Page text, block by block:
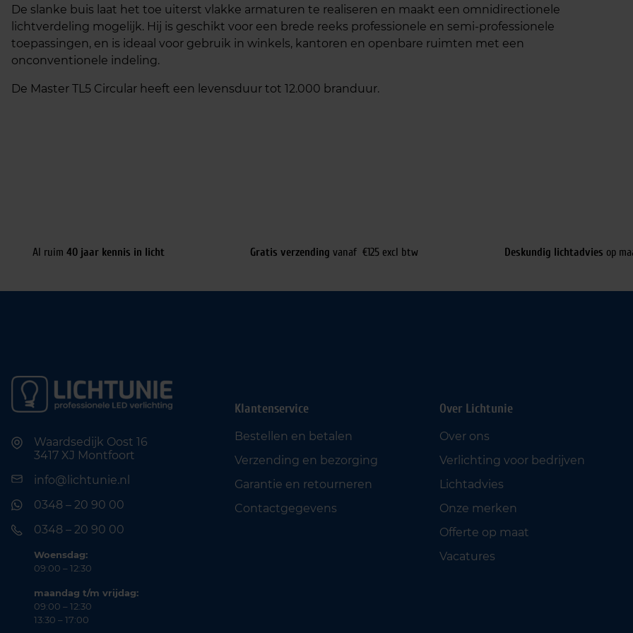
De slanke buis laat het toe uiterst vlakke armaturen te realiseren en maakt een omnidirectionele
lichtverdeling mogelijk. Hij is geschikt voor een brede reeks professionele en semi-professionele
toepassingen, en is ideaal voor gebruik in winkels, kantoren en openbare ruimten met een
onconventionele indeling.
De Master TL5 Circular heeft een levensduur tot 12.000 branduur.
Al ruim 40 jaar kennis in licht Gratis verzending vanaf €125 excl btw Deskundig lichtadvies op
Waardsedijk Oost 16
3417 XJ Montfoort
info@lichtunie.nl
0348 – 20 90 00
0348 – 20 90 00
Woensdag:
09:00 – 12:30
maandag t/m vrijdag:
09:00 – 12:30
13:30 – 17:00
Klantenservice
Bestellen en betalen
Verzending en bezorging
Garantie en retourneren
Contactgegevens
Over Lichtunie
Over ons
Verlichting voor bedrijven
Lichtadvies
Onze merken
Offerte op maat
Vacatures